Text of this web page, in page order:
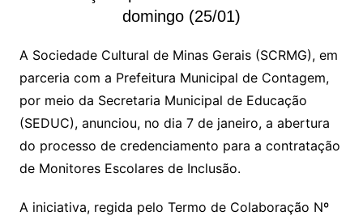
domingo (25/01)
A Sociedade Cultural de Minas Gerais (SCRMG), em
parceria com a Prefeitura Municipal de Contagem,
por meio da Secretaria Municipal de Educação
(SEDUC), anunciou, no dia 7 de janeiro, a abertura
do processo de credenciamento para a contratação
de Monitores Escolares de Inclusão.
A iniciativa, regida pelo Termo de Colaboração Nº